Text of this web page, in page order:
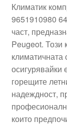
Количка
Контакт
Моята сметка
Плащанията
Климатик
9651910980
част,
Peugeot. Този
горещите
надеждност,
които